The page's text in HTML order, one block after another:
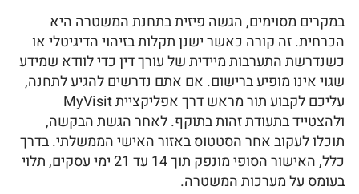
במקרים מסוימים, הגשה פיזית בתחנת המשטרה היא
הכרחית. זה קורה כאשר ישנן תקלות בזיהוי הדיגיטלי או
כשנדרשת התערבות מיידית של עורך דין כדי לוודא שמידע
שגוי אינו מופיע ברישום. אם אתם נדרשים להגיע לתחנה,
עליכם לקבוע תור מראש דרך אפליקציית MyVisit
ולהצטייד בתעודת זהות בתוקף. לאחר הגשת הבקשה,
תוכלו לעקוב אחר הסטטוס באזור האישי הממשלתי. בדרך
כלל, האישור הסופי מונפק תוך 14 עד 21 ימי עסקים, תלוי
בעומס על מערכות המשטרה.